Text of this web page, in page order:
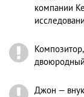
компании
Джон —